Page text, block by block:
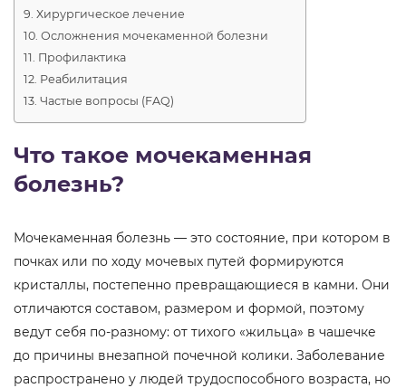
Хирургическое лечение
Осложнения мочекаменной болезни
Профилактика
Реабилитация
Частые вопросы (FAQ)
Что такое мочекаменная
болезнь?
Мочекаменная болезнь — это состояние, при котором в
почках или по ходу мочевых путей формируются
кристаллы, постепенно превращающиеся в камни. Они
отличаются составом, размером и формой, поэтому
ведут себя по-разному: от тихого «жильца» в чашечке
до причины внезапной почечной колики. Заболевание
распространено у людей трудоспособного возраста, но